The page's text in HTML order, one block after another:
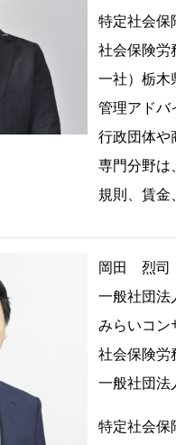
特定社会保
社会保険労
一社）栃
管理アドバ
行政団体や
専門分野は
規則、賃金
岡田 烈司
一般社団
みらいコ
社会保険
一般社団
特定社会保